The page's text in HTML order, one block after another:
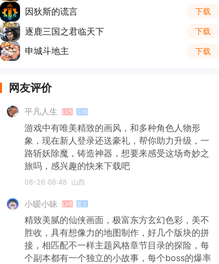
因狄斯的谎言 下载
逐鹿三国之君临天下 下载
申城斗地主 下载
网友评价
平凡人生 LV5 宗师
游戏中有唯美精致的画风，和多种角色人物形
象，现在新人登录还送豪礼，帮你助力升级，一
路斩妖除魔，铸造神器，想要来感受这场奇妙之
旅吗，感兴趣的快来下载吧
08-26 08:48 山西
小暧小昧 LV6 盟主
精致美腻的仙侠画面，极富东方玄幻色彩，美不
胜收，具有想像力的地图制作，好几个版块的拼
接，相匹配不一样主题风格章节目录的探险，每
个副本都有一个独立的小故事，每个boss的爆率